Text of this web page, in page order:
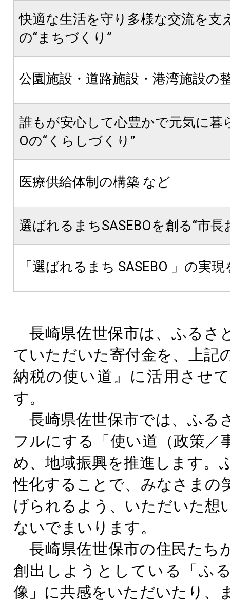
快適な生活を守り多様な交流を支
の“まちづくり”
公園施設・道路施設・港湾施設の
誰もが安心して心豊かで元気に暮
Oの“くらしづくり”
医療供給体制の構築 など
選ばれるまちSASEBOを創る“市長
「選ばれるまち SASEBO 」の実
長崎県佐世保市は、ふるさ
ていただいた寄付金を、上記
納税の使い道』に活用させ
す。
長崎県佐世保市では、ふる
フルにする「使い道（政策／
め、地域振興を推進します。
性化することで、みなさまの
げられるよう、いただいた想
ないでまいります。
長崎県佐世保市の住民たち
創出しようとしている「ふ
像」に共感をいただいたり、